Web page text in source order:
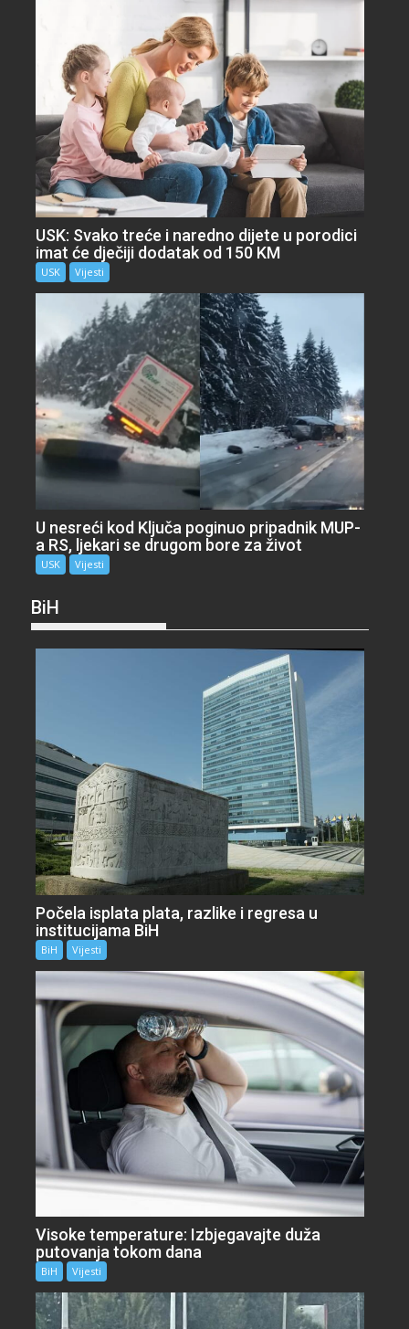
USK: Svako treće i naredno dijete u porodici
imat će dječiji dodatak od 150 KM
USK Vijesti
U nesreći kod Ključa poginuo pripadnik MUP-
a RS, ljekari se drugom bore za život
USK Vijesti
BiH
Počela isplata plata, razlike i regresa u
institucijama BiH
BiH Vijesti
Visoke temperature: Izbjegavajte duža
putovanja tokom dana
BiH Vijesti